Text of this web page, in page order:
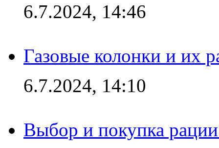
6.7.2024, 14:46
Газовые колонки и их
6.7.2024, 14:10
Выбор и покупка